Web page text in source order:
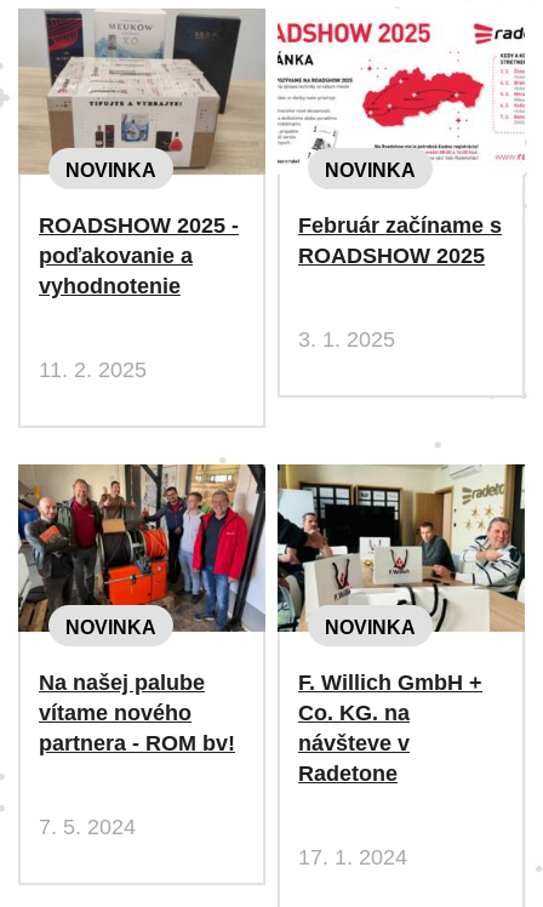
NOVINKA
ROADSHOW 2025 -
poďakovanie a
vyhodnotenie
11. 2. 2025
NOVINKA
Február začíname s
ROADSHOW 2025
3. 1. 2025
NOVINKA
Na našej palube
vítame nového
partnera - ROM bv!
7. 5. 2024
NOVINKA
F. Willich GmbH +
Co. KG. na
návšteve v
Radetone
17. 1. 2024